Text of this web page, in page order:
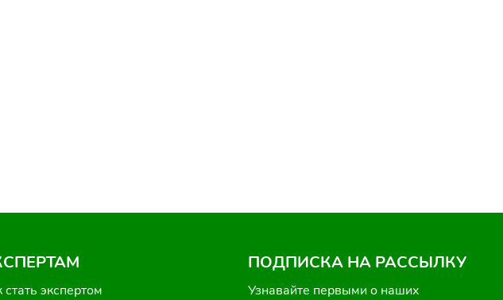
стать экспертом
ПОДПИСКА НА РАССЫЛКУ
Узнавайте первыми о наших